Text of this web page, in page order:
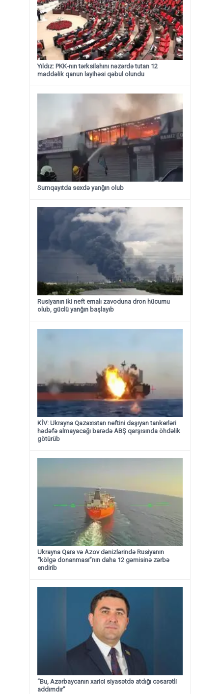
Yıldız: PKK-nın tərksilahını nəzərdə tutan 12
maddəlik qanun layihəsi qəbul olundu ​​​​​​​
Sumqayıtda sexdə yanğın olub
Rusiyanın iki neft emalı zavoduna dron hücumu
olub, güclü yanğın başlayıb
KİV: Ukrayna Qazaxıstan neftini daşıyan tankerləri
hədəfə almayacağı barədə ABŞ qarşısında öhdəlik
götürüb
Ukrayna Qara və Azov dənizlərində Rusiyanın
“kölgə donanması”nın daha 12 gəmisinə zərbə
endirib
“Bu, Azərbaycanın xarici siyasətdə atdığı cəsarətli
addımdır”